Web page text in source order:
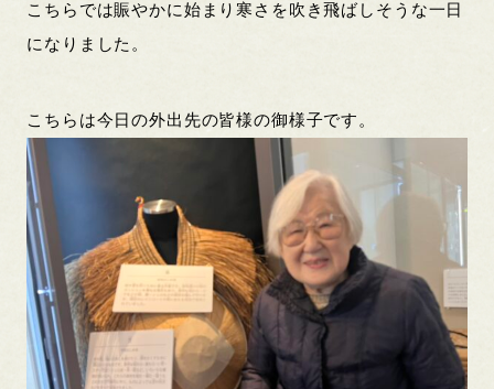
こちらでは賑やかに始まり寒さを吹き飛ばしそうな一日
になりました。
こちらは今日の外出先の皆様の御様子です。